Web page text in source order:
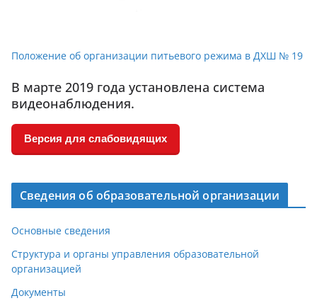
Положение об организации питьевого режима в ДХШ № 19
В марте 2019 года установлена система
видеонаблюдения.
Версия для слабовидящих
Сведения об образовательной организации
Основные сведения
Структура и органы управления образовательной
организацией
Документы